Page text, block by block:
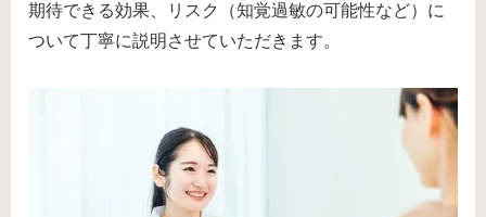
期待できる効果、リスク（知覚過敏の可能性など）に
ついて丁寧に説明させていただきます。